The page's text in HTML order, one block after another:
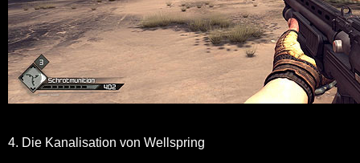
4. Die Kanalisation von Wellspring